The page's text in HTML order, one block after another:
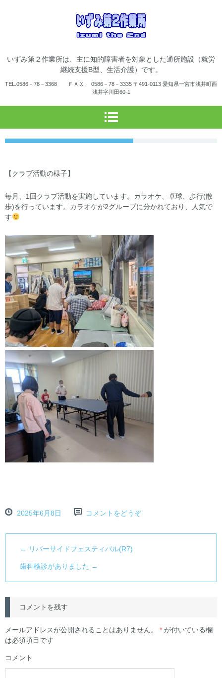
み第２作業所
いずみ第２作業所は、主に知的障害者を対象とした通所施設（就労
継続支援B型、生活介護）です。
TEL. 0586－78－3368 ＦＡＸ. 0586－78－3335 〒491-0113 愛知県一宮市浅井町西
浅井字川田60-1
【クラブ活動の様子】
毎月、1回クラブ活動を実施しています。カラオケ、卓球、歩行(散
歩)を行っています。カラオケが2グループに分かれており、人気で
す
2025年6月8日 コメントをどうぞ
← リバーサイドフェスティバル(R7)
歯科検診がありました →
コメントを残す
メールアドレスが公開されることはありません。 * が付いている欄
は必須項目です
コメント